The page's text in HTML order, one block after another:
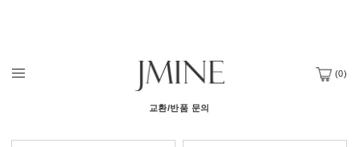
(0)
교환/반품 문의